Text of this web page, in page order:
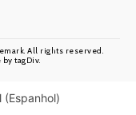
All rights reserved.
tagDiv.
(Espanhol)